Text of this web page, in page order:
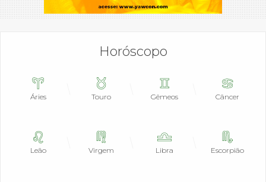
Horóscopo
Áries Touro Gêmeos Câncer
Leão Virgem Libra Escorpião